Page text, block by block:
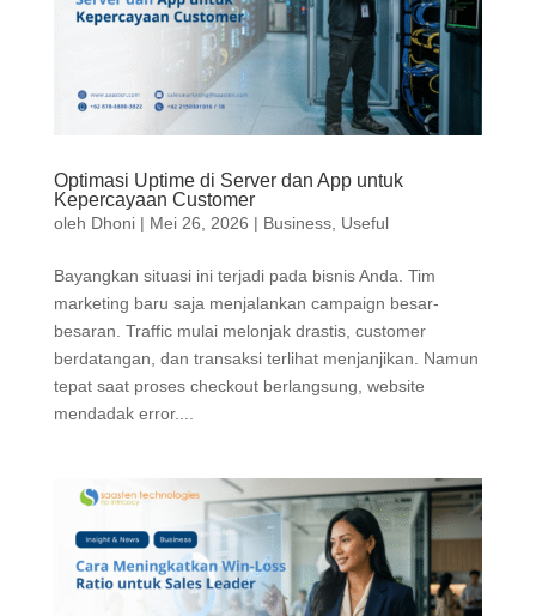
Optimasi Uptime di Server dan App untuk
Kepercayaan Customer
oleh Dhoni| Mei 26, 2026 | Business, Useful
Bayangkan situasi ini terjadi pada bisnis Anda. Tim
marketing baru saja menjalankan campaign besar-
besaran. Traffic mulai melonjak drastis, customer
berdatangan, dan transaksi terlihat menjanjikan. Namun
tepat saat proses checkout berlangsung, website
mendadak error....